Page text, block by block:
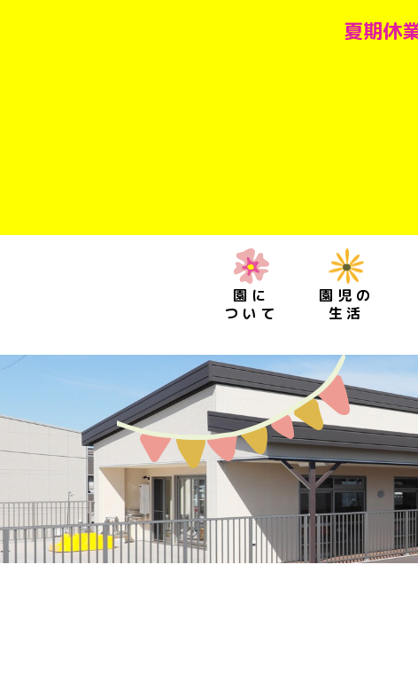
夏期休
園に
ついて
教育保育について
園児の
生活
園の環境 生活の流れ
募集案内
入園説明会アクセスMAP